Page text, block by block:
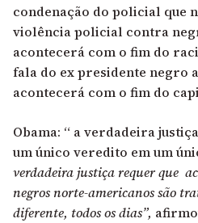
condenação do policial que
violência policial contra
acontecerá com o fim do
fala do ex presidente negro
acontecerá com o fim do
Obama: “ a verdadeira
um único veredito em um
verdadeira justiça requer que
negros norte-americanos são
diferente, todos os dias”,